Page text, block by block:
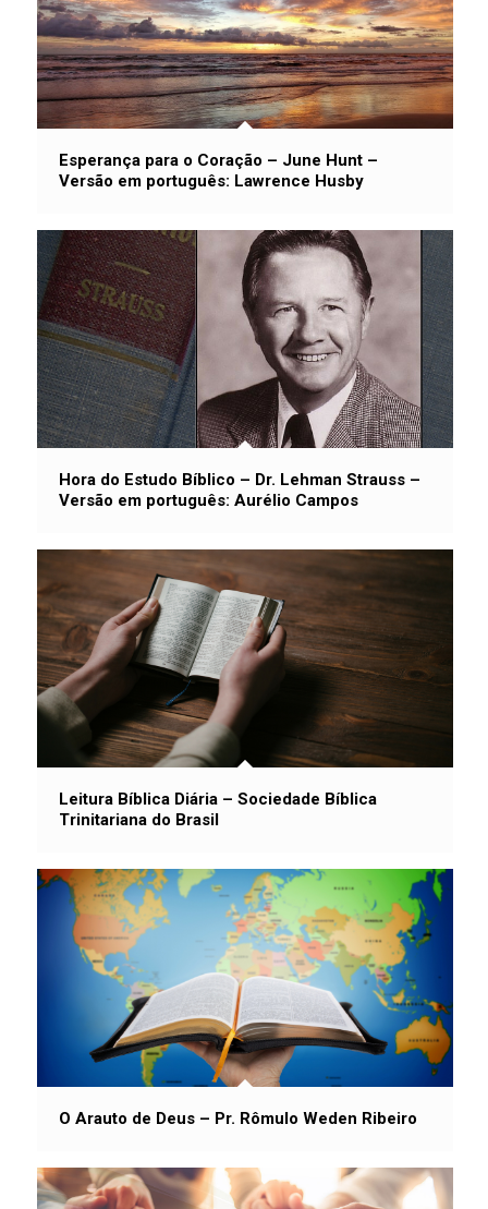
Esperança para o Coração – June Hunt –
Versão em português: Lawrence Husby
Hora do Estudo Bíblico – Dr. Lehman Strauss –
Versão em português: Aurélio Campos
Leitura Bíblica Diária – Sociedade Bíblica
Trinitariana do Brasil
O Arauto de Deus – Pr. Rômulo Weden Ribeiro